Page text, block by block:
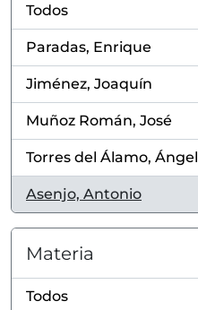
Todos
Paradas, Enrique
, 1 resultados
Jiménez, Joaquín
, 1 resultados
Muñoz Román, José
, 1 resultados
Torres del Álamo, Ángel
, 1 resultados
Asenjo, Antonio
, 1 resultados
Materia
Todos